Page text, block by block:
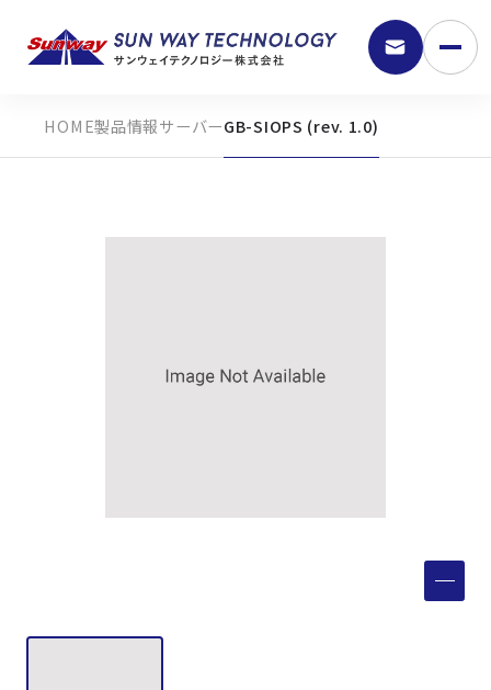
9:30 - 18:00
製品検索
製品情報サーバーGB-SIOPS (rev. 1.0)